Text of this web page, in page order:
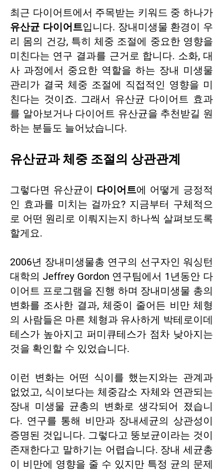
최근 다이어트에서 주목받는 키워드 중 하나가
유산균 다이어트입니다. 장내미생물 환경이 우
리 몸의 건강, 특히 체중 조절에 중요한 영향을
미친다는 연구 결과를 근거로 합니다. 소화, 대
사 과정에서 중요한 역할을 하는 장내 미생물
관리가 결국 체중 조절에 직접적인 영향을 미
친다는 것이죠. 그래서 유산균 다이어트 효과
를 알아보거나 다이어트 유산균을 추천받길 원
하는 분들도 늘어났습니다.
유산균과 체중 조절의 상관관계
그렇다면 유산균이 다이어트에 어떻게 긍정적
인 효과를 미치는 걸까요? 지금부터 구체적으
로 어떤 원리로 이뤄지는지 하나씩 살펴보도록
할게요.
2006년 장내미생물총 연구의 선구자인 워싱턴
대학의 Jeffrey Gordon 연구팀에서 1년동안 다
이어트 프로그램을 진행 하며 장내미생물 총의
변화를 조사한 결과, 체중이 줄어든 비만 체형
의 사람들은 마른 체형과 유사하게 박테로이데
테스가 높아지고 퍼미큐테스가 점차 낮아지는
것을 확인할 수 있었습니다.
이런 변화는 어떤 식이를 했는지와는 관계과
없었고, 식이보다는 체중감소 자체와 연관되는
장내 미생물 균총의 변화로 생각되어 졌습니
다. 연구를 통해 비만과 장내세균의 상관성이
증명된 것입니다. 그렇다고 뚱보균이라는 것이
존재한다고 말하기는 어렵습니다. 장내 세균총
이 비만에 영향을 줄 수 있지만 특정 균의 문제